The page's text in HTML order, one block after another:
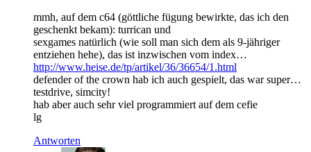
mmh, auf dem c64 (göttliche fügung bewirkte, das ich den
geschenkt bekam): turrican und
sexgames natürlich (wie soll man sich dem als 9-jähriger
entziehen hehe), das ist inzwischen vom index…
http://www.heise.de/tp/artikel/36/36654/1.html
defender of the crown hab ich auch gespielt, das war super…
testdrive, simcity!
hab aber auch sehr viel programmiert auf dem cefie
lg
Antworten